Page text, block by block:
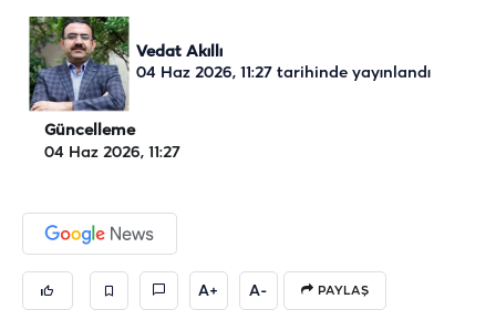
Vedat Akıllı
04 Haz 2026, 11:27 tarihinde yayınlandı
Güncelleme
04 Haz 2026, 11:27
A+ A- PAYLAŞ